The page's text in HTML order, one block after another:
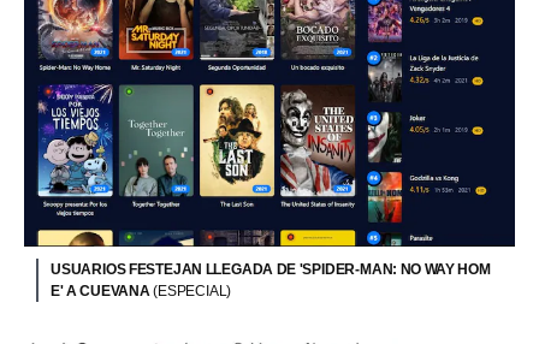
USUARIOS FESTEJAN LLEGADA DE 'SPIDER-MAN: NO WAY HOM
E' A CUEVANA(ESPECIAL)